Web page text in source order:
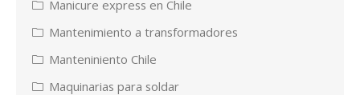
Manicure express en Chile
Mantenimiento a transformadores
Manteniniento Chile
Maquinarias para soldar